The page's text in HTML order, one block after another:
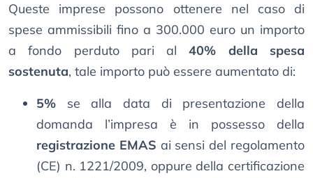
Queste imprese possono ottenere nel caso di
spese ammissibili fino a 300.000 euro un importo
a fondo perduto pari al40% della spesa
sostenuta, tale importo può essere aumentato di:
5% se alla data di presentazione della
domanda l’impresa è in possesso della
registrazione EMAS ai sensi del regolamento
(CE) n. 1221/2009, oppure della certificazione